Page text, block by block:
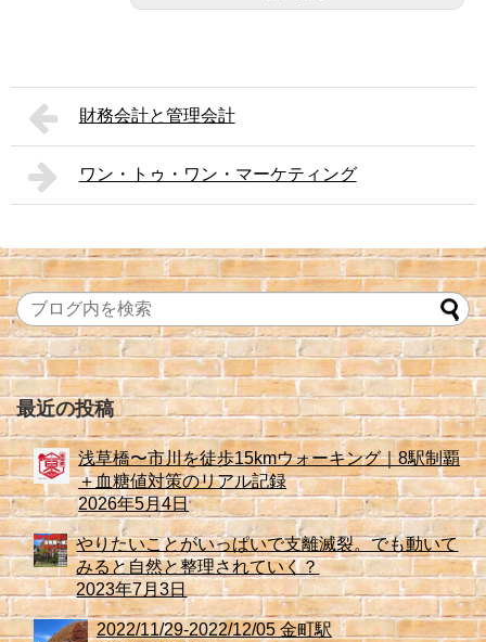
財務会計と管理会計
ワン・トゥ・ワン・マーケティング
最近の投稿
浅草橋〜市川を徒歩15kmウォーキング｜8駅制覇
＋血糖値対策のリアル記録
2026年5月4日
やりたいことがいっぱいで支離滅裂。でも動いて
みると自然と整理されていく？
2023年7月3日
2022/11/29-2022/12/05 金町駅